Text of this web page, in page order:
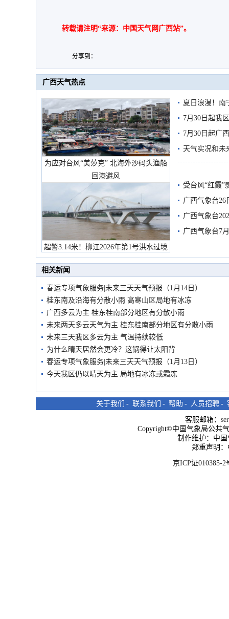
转载请注明“来源：中国天气网广西站”。
分享到：
广西天气热点
为应对台风“美莎克” 北海外沙码头渔船
回港避风
超警3.14米！柳江2026年第1号洪水过境
市民在堤岸见证汛况
夏日浪漫！南
7月30日起我
7月30日起广
天气实况和未
受台风“红霞”
有较强降雨
广西气象台26
广西气象台
预警
广西气象台7
相关新闻
春运专项气象服务|未来三天天气预报（1月14日）
桂东南及沿海有分散小雨 高寒山区局地有冰冻
广西多云为主 桂东桂南部分地区有分散小雨
未来两天多云天气为主 桂东桂南部分地区有分散小雨
未来三天我区多云为主 气温持续较低
为什么晴天居然会更冷？这锅得让太阳背
春运专项气象服务|未来三天天气预报（1月13日）
今天我区仍以晴天为主 局地有冰冻或霜冻
关于我们 - 联系我们 - 帮助 - 人员招聘 -
客服邮箱：
Copyright©中国气象局公共
制作维护：中
郑重声明
京ICP证010385-2